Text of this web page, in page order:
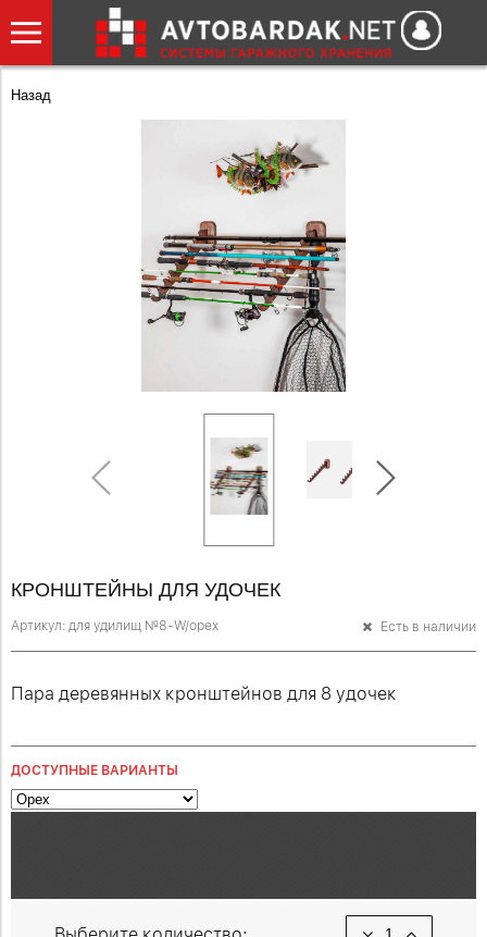
Назад
КРОНШТЕЙНЫ ДЛЯ УДОЧЕК
Артикул: для удилищ №8-W/орех Есть в наличии
Пара деревянных кронштейнов для 8 удочек
ДОСТУПНЫЕ ВАРИАНТЫ